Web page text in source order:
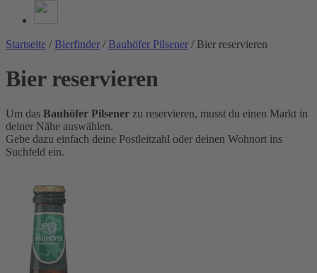
Startseite / Bierfinder / Bauhöfer Pilsener / Bier reservieren
Bier reservieren
Um das Bauhöfer Pilsener zu reservieren, musst du einen Markt in
deiner Nähe auswählen.
Gebe dazu einfach deine Postleitzahl oder deinen Wohnort ins
Suchfeld ein.